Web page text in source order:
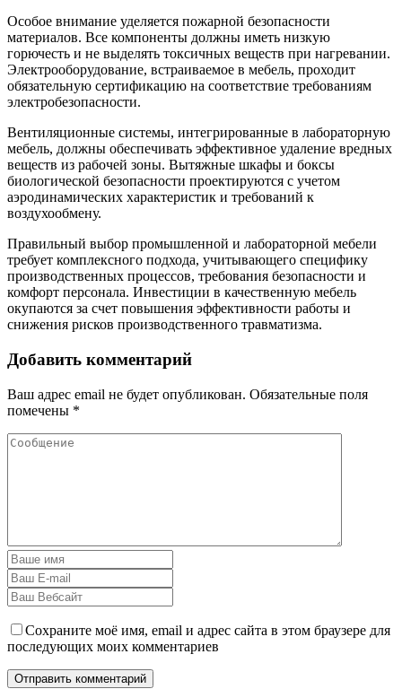
Особое внимание уделяется пожарной безопасности
материалов. Все компоненты должны иметь низкую
горючесть и не выделять токсичных веществ при нагревании.
Электрооборудование, встраиваемое в мебель, проходит
обязательную сертификацию на соответствие требованиям
электробезопасности.
Вентиляционные системы, интегрированные в лабораторную
мебель, должны обеспечивать эффективное удаление вредных
веществ из рабочей зоны. Вытяжные шкафы и боксы
биологической безопасности проектируются с учетом
аэродинамических характеристик и требований к
воздухообмену.
Правильный выбор промышленной и лабораторной мебели
требует комплексного подхода, учитывающего специфику
производственных процессов, требования безопасности и
комфорт персонала. Инвестиции в качественную мебель
окупаются за счет повышения эффективности работы и
снижения рисков производственного травматизма.
Добавить комментарий
Ваш адрес email не будет опубликован. Обязательные поля
помечены *
Сохраните моё имя, email и адрес сайта в этом браузере для
последующих моих комментариев